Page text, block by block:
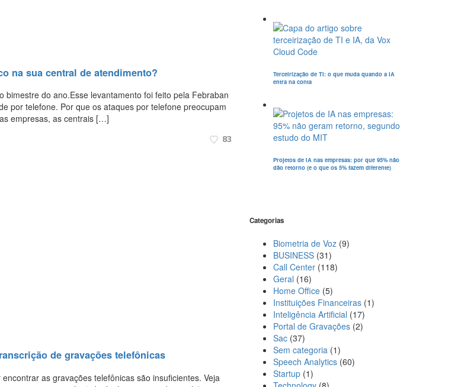
na sua central de atendimento?
do ano.Esse levantamento foi feito pela Febraban
por telefone. Por que os ataques por telefone preocupam
empresas, as centrais […]
83
de gravações telefônicas
as gravações telefônicas são insuficientes. Veja
Terceirização de TI: o que muda quando a IA
entra na conta
Projetos de IA nas empresas: por que 95% não
dão retorno (e o que os 5% fazem diferente)
Categorias
Biometria de Voz (9)
BUSINESS (31)
Call Center (118)
Geral (16)
Home Office (5)
Instituições Financeiras (1)
Inteligência Artificial (17)
Portal de Gravações (2)
Sac (37)
Sem categoria (1)
Speech Analytics (60)
Startup (1)